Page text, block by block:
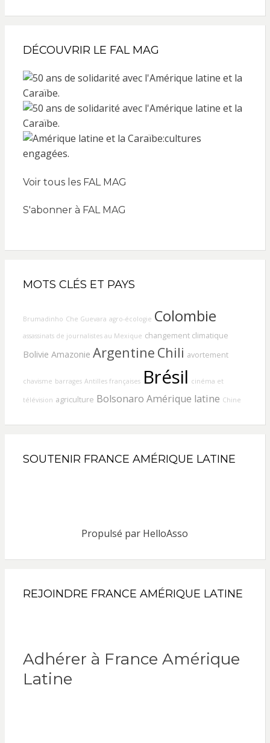
DÉCOUVRIR LE FAL MAG
Voir tous les FAL MAG
S'abonner à FAL MAG
MOTS CLÉS ET PAYS
Brumadinho Che Guevara agro-écologie Colombie
assassinats de journalistes au Mexique changement climatique
Bolivie Amazonie Argentine Chili avortement
chavisme barrages Antilles françaises Brésil cinéma et
télévision agriculture Bolsonaro Amérique latine Chine
SOUTENIR FRANCE AMÉRIQUE LATINE
Propulsé par HelloAsso
REJOINDRE FRANCE AMÉRIQUE LATINE
Adhérer à France Amérique
Latine